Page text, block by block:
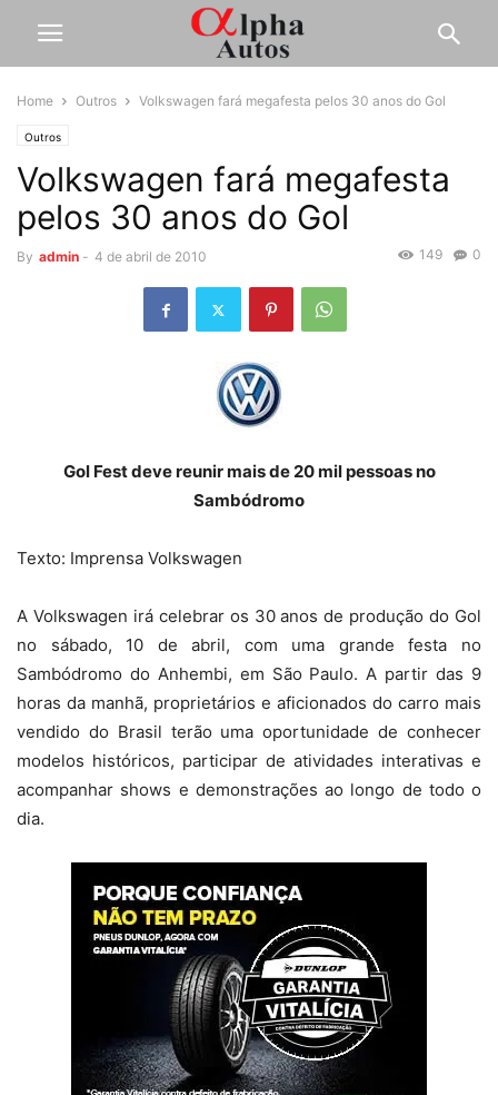
Home Outros Volkswagen fará megafesta pelos 30 anos do Gol
Outros
Volkswagen fará megafesta
pelos 30 anos do Gol
By admin - 4 de abril de 2010 0
149
Gol Fest deve reunir mais de 20 mil pessoas no
Sambódromo
Texto: Imprensa Volkswagen
A Volkswagen irá celebrar os 30 anos de produção do Gol
no sábado, 10 de abril, com uma grande festa no
Sambódromo do Anhembi, em São Paulo. A partir das 9
horas da manhã, proprietários e aficionados do carro mais
vendido do Brasil terão uma oportunidade de conhecer
modelos históricos, participar de atividades interativas e
acompanhar shows e demonstrações ao longo de todo o
dia.